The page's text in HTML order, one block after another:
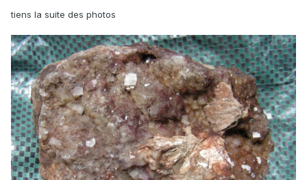
Ba y ont même pris la Caisse avec
Et le reste il y a aucune étiquettes donc il va falloir tous
retrouver.
Tous ça juste pour dire ne jeté pas ça fera toujours des
heureux.
tiens la suite des photos